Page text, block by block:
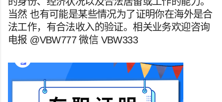
当然 也有可能是某些情况为了证明你在海外是合
法工作，有合法收入的验证。相关业务欢迎咨询
电报 @VBW777 微信 VBW333